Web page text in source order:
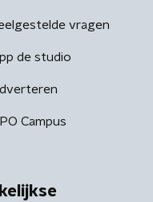
vragen
de studio
Campus